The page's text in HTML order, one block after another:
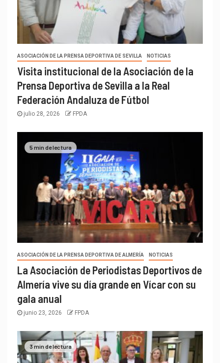
ASOCIACIÓN DE LA PRENSA DEPORTIVA DE SEVILLA NOTICIAS
Visita institucional de la Asociación de la
Prensa Deportiva de Sevilla a la Real
Federación Andaluza de Fútbol
julio 28, 2026 FPDA
5 min de lectura
ASOCIACIÓN DE LA PRENSA DEPORTIVA DE ALMERÍA NOTICIAS
La Asociación de Periodistas Deportivos de
Almería vive su día grande en Vícar con su
gala anual
junio 23, 2026 FPDA
3 min de lectura